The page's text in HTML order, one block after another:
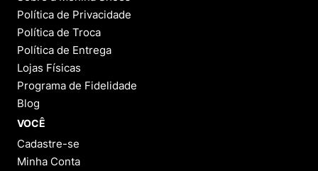
Política de Privacidade
Política de Troca
Política de Entrega
Lojas Físicas
Programa de Fidelidade
Blog
VOCÊ
Cadastre-se
Minha Conta